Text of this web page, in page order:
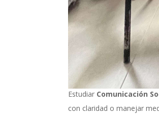
Estudiar Comunicación
con claridad o manejar